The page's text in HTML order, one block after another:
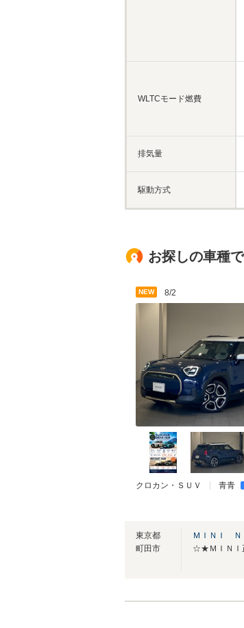
WLTCモード燃費
排気量
駆動方式
お探しの車種
NEW 8/2
クロカン・ＳＵＶ 青青
東京都
町田市
ＭＩＮＩ Ｎ